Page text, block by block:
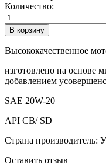
Количество:
Высококачественное
изготовлено на основе
добавлением
SAE 20W-20
API CB/ SD
Страна производитель:
Оставить отзыв